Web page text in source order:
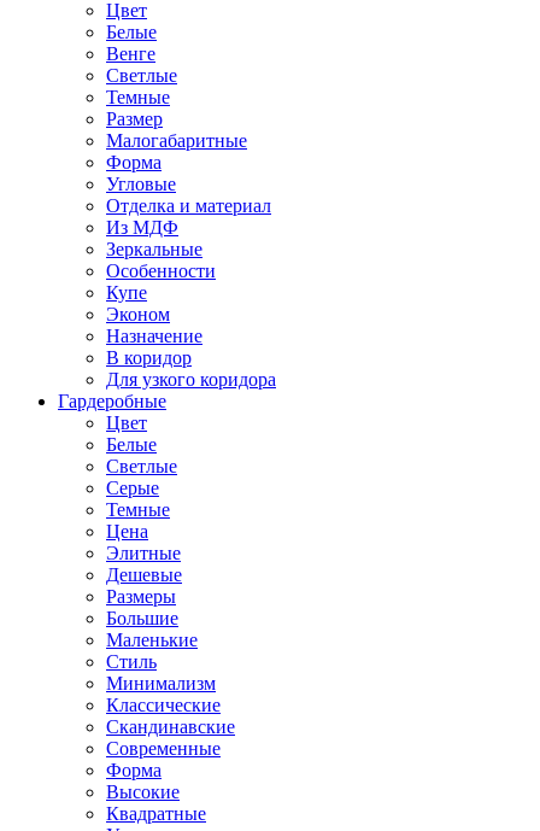
Цвет
Белые
Венге
Светлые
Темные
Размер
Малогабаритные
Форма
Угловые
Отделка и материал
Из МДФ
Зеркальные
Особенности
Купе
Эконом
Назначение
В коридор
Для узкого коридора
Гардеробные
Цвет
Белые
Светлые
Серые
Темные
Цена
Элитные
Дешевые
Размеры
Большие
Маленькие
Стиль
Минимализм
Классические
Скандинавские
Современные
Форма
Высокие
Квадратные